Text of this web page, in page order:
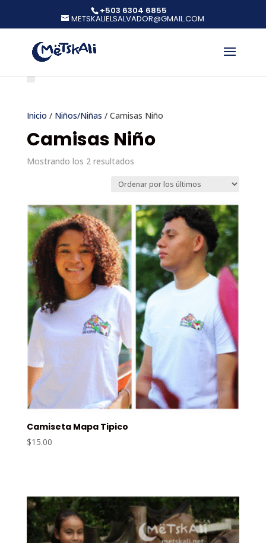
+503 6304 6855
METSKALIELSALVADOR@GMAIL.COM
Inicio / Niños/Niñas / Camisas Niño
Camisas Niño
Mostrando los 2 resultadosOrdenado
los
últimos
Camiseta Mapa Tipico
$15.00